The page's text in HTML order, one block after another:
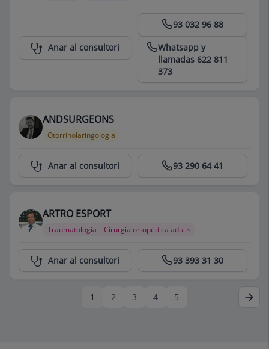
93 032 96 88
Whatsapp y
llamadas 622 811
373
Anar al consultori
ANDSURGEONS
Otorrinolaringologia
Centro Médico Teknon 93 290 64 41
Anar al consultori
ARTRO ESPORT
Traumatologia – Cirurgia ortopèdica adults
Centro Médico Teknon 93 393 31 30
Anar al consultori
1 2 3 4 5